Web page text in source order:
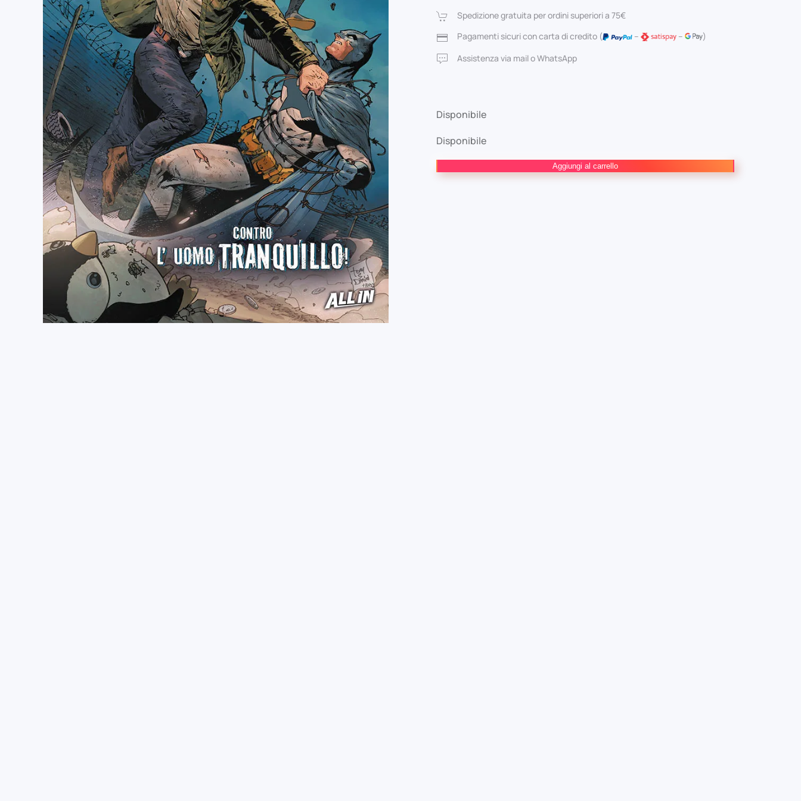
era:
4,00 €.
è:
3,80 €.
Spedizione gratuita per ordini superiori a 75€
Pagamenti sicuri con carta di credito (
– –
)
Assistenza via mail o WhatsApp
Disponibile
Disponibile
Aggiungi al carrello